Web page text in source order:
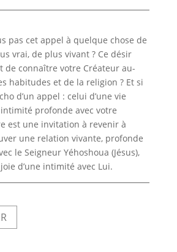
pas cet appel à quelque chose de
vrai, de plus vivant ? Ce désir
de connaître votre Créateur au-
habitudes et de la religion ? Et si
d’un appel : celui d’une vie
profonde avec votre
est une invitation à revenir à
une relation vivante, profonde
le Seigneur Yéhoshoua (Jésus),
d’une intimité avec Lui.